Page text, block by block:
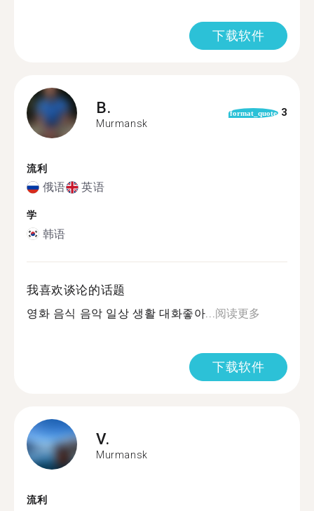
下载软件
B.
Murmansk
format_quote 3
流利
俄语 英语
学
韩语
我喜欢谈论的话题
영화 음식 음악 일상 생활 대화좋아... 阅读更多
下载软件
V.
Murmansk
流利